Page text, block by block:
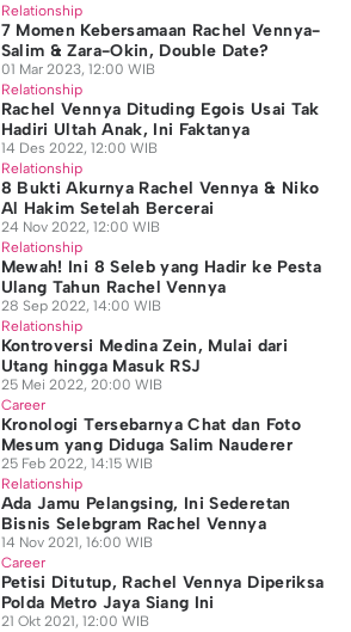
Relationship
7 Momen Kebersamaan Rachel Vennya-
Salim & Zara-Okin, Double Date?
01 Mar 2023, 12:00 WIB
Relationship
Rachel Vennya Dituding Egois Usai Tak
Hadiri Ultah Anak, Ini Faktanya
14 Des 2022, 12:00 WIB
Relationship
8 Bukti Akurnya Rachel Vennya & Niko
Al Hakim Setelah Bercerai
24 Nov 2022, 12:00 WIB
Relationship
Mewah! Ini 8 Seleb yang Hadir ke Pesta
Ulang Tahun Rachel Vennya
28 Sep 2022, 14:00 WIB
Relationship
Kontroversi Medina Zein, Mulai dari
Utang hingga Masuk RSJ
25 Mei 2022, 20:00 WIB
Career
Kronologi Tersebarnya Chat dan Foto
Mesum yang Diduga Salim Nauderer
25 Feb 2022, 14:15 WIB
Relationship
Ada Jamu Pelangsing, Ini Sederetan
Bisnis Selebgram Rachel Vennya
14 Nov 2021, 16:00 WIB
Career
Petisi Ditutup, Rachel Vennya Diperiksa
Polda Metro Jaya Siang Ini
21 Okt 2021, 12:00 WIB